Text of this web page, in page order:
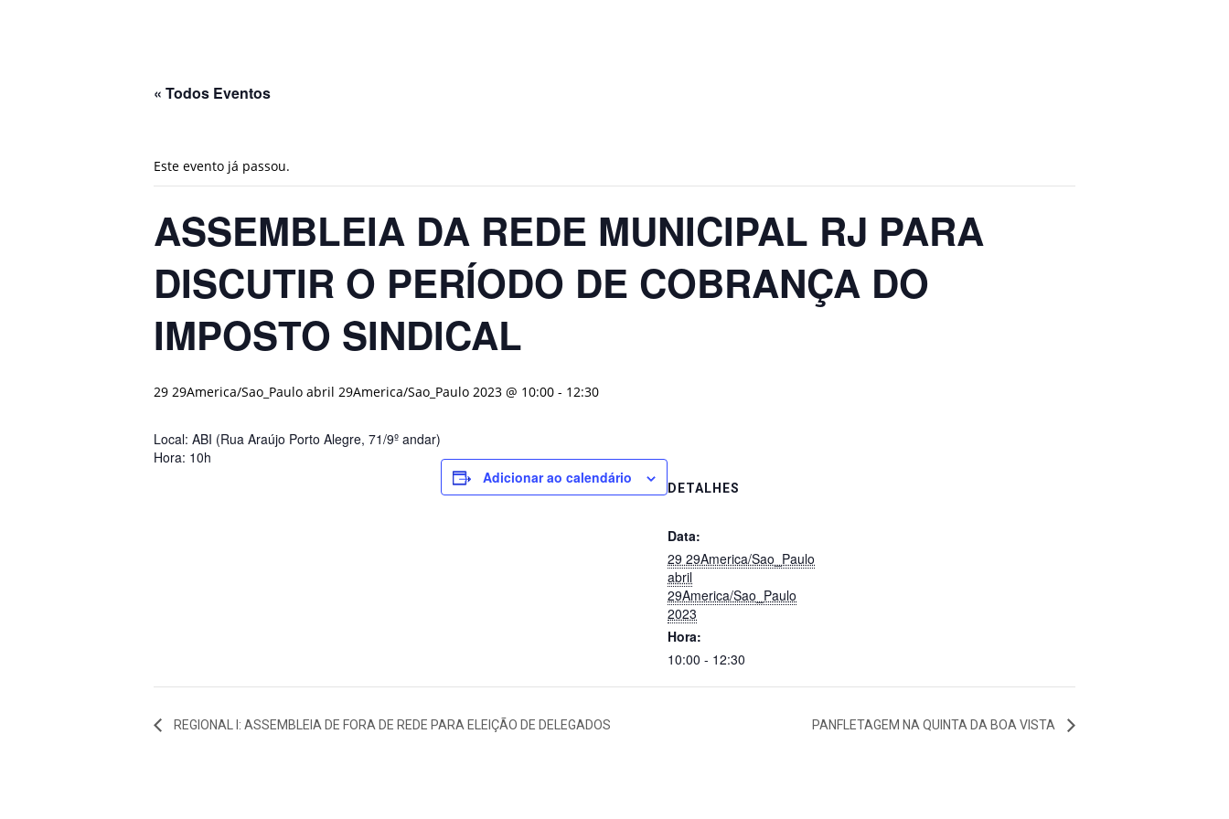
« Todos Eventos
Este evento já passou.
ASSEMBLEIA DA REDE MUNICIPAL RJ PARA
DISCUTIR O PERÍODO DE COBRANÇA DO
IMPOSTO SINDICAL
29 29America/Sao_Paulo abril 29America/Sao_Paulo 2023 @ 10:00 - 12:30
Local: ABI (Rua Araújo Porto Alegre, 71/9º andar)
Hora: 10h
Adicionar ao calendário
DETALHES
Data:
29 29America/Sao_Paulo
abril
29America/Sao_Paulo
2023
Hora:
10:00 - 12:30
REGIONAL I: ASSEMBLEIA DE FORA DE REDE PARA ELEIÇÃO DE DELEGADOS PANFLETAGEM NA QUINTA DA BOA VISTA